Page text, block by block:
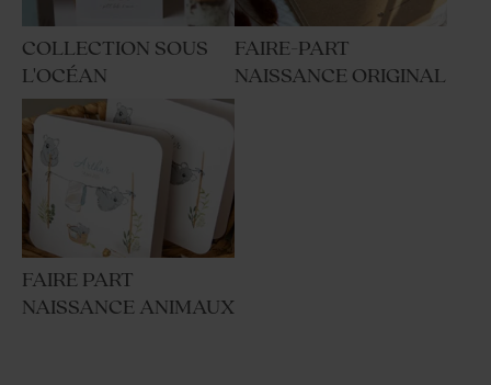
COLLECTION SOUS
L'OCÉAN
FAIRE-PART
NAISSANCE ORIGINAL
FAIRE PART
NAISSANCE ANIMAUX